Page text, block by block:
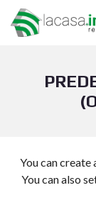
You can create
You can also